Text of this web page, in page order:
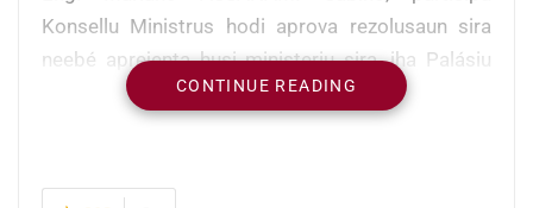
Konsellu Ministrus hodi aprova rezolusaun sira
neebé aprejenta husi ministeriu sira, iha Palásiu
Governu, Dili.
Iha reuniaun ne’e, Sua Exelésia Primeiru-Ministru,
Rezolusaun Governu, ne’ebé hetan aprovasaun
CONTINUE READING